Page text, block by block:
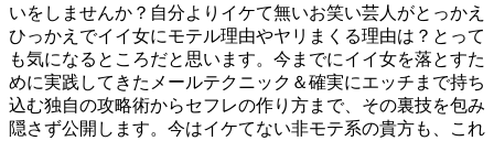
いをしませんか？自分よりイケて無いお笑い芸人がとっかえ
ひっかえでイイ女にモテル理由やヤリまくる理由は？とって
も気になるところだと思います。今までにイイ女を落とすた
めに実践してきたメールテクニック＆確実にエッチまで持ち
込む独自の攻略術からセフレの作り方まで、その裏技を包み
隠さず公開します。今はイケてない非モテ系の貴方も、これ